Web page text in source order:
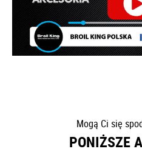
Mogą Ci się
PONIŻSZE